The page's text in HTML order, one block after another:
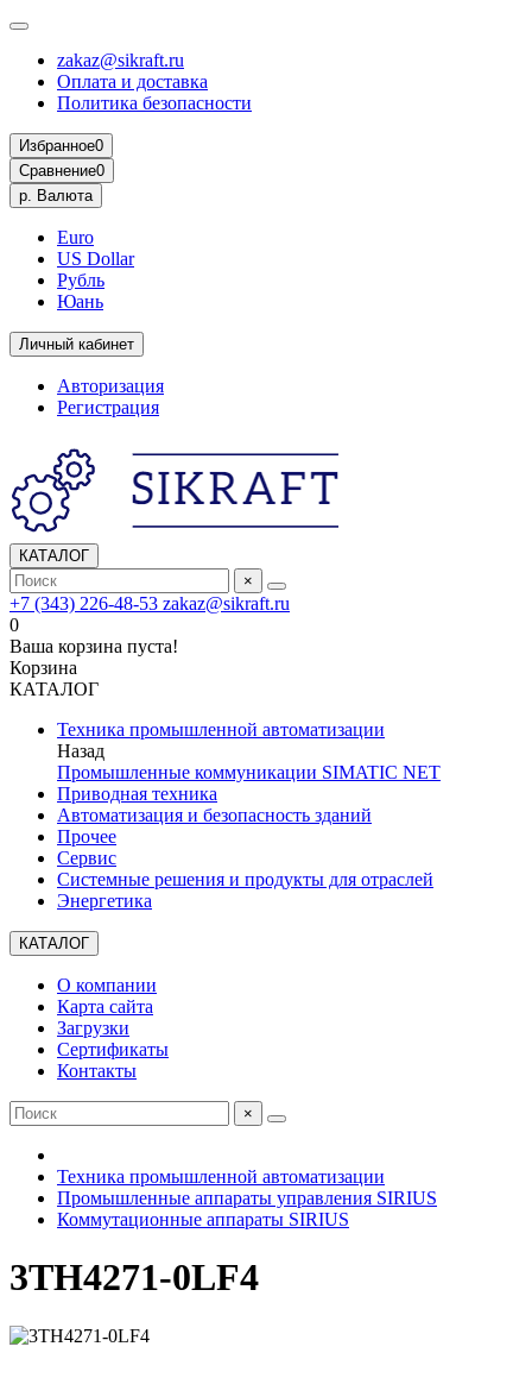
zakaz@sikraft.ru
Оплата и доставка
Политика безопасности
Избранное0
Сравнение0
р. Валюта
Euro
US Dollar
Рубль
Юань
Личный кабинет
Авторизация
Регистрация
КАТАЛОГ
×
+7 (343) 226-48-53 zakaz@sikraft.ru
0
Ваша корзина пуста!
Корзина
КАТАЛОГ
Техника промышленной автоматизации
Назад
Промышленные коммуникации SIMATIC NET
Приводная техника
Автоматизация и безопасность зданий
Прочее
Сервис
Системные решения и продукты для отраслей
Энергетика
КАТАЛОГ
О компании
Карта сайта
Загрузки
Сертификаты
Контакты
×
Техника промышленной автоматизации
Промышленные аппараты управления SIRIUS
Коммутационные аппараты SIRIUS
3TH4271-0LF4